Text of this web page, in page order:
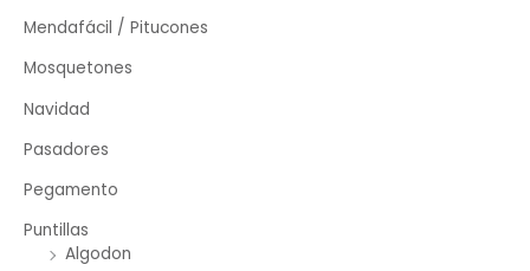
Mendafácil / Pitucones
Mosquetones
Navidad
Pasadores
Pegamento
Puntillas
Algodon